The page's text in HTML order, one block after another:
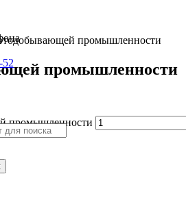
52
промышленности
промышленности
промышленности